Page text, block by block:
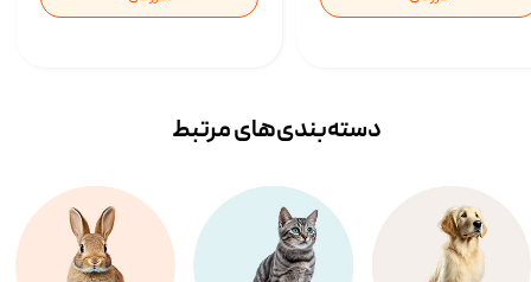
دسته‌بندی‌‌های مرتبط